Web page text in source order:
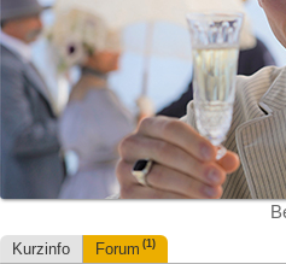
Kurzinfo Forum (1)